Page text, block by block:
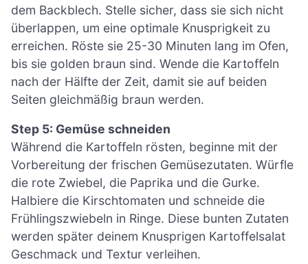
dem Backblech. Stelle sicher, dass sie sich nicht
überlappen, um eine optimale Knusprigkeit zu
erreichen. Röste sie 25-30 Minuten lang im Ofen,
bis sie golden braun sind. Wende die Kartoffeln
nach der Hälfte der Zeit, damit sie auf beiden
Seiten gleichmäßig braun werden.
Step 5: Gemüse schneiden
Während die Kartoffeln rösten, beginne mit der
Vorbereitung der frischen Gemüsezutaten. Würfle
die rote Zwiebel, die Paprika und die Gurke.
Halbiere die Kirschtomaten und schneide die
Frühlingszwiebeln in Ringe. Diese bunten Zutaten
werden später deinem Knusprigen Kartoffelsalat
Geschmack und Textur verleihen.